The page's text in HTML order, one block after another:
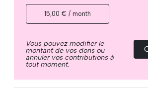
15,00 € / month
Vous pouvez modifier le
montant de vos dons ou
annuler vos contributions à
tout moment.